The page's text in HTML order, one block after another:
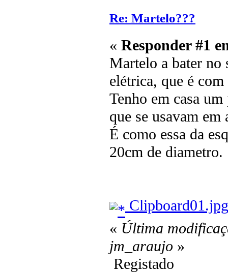
Re: Martelo???
« Responder #1
Martelo a bater no
elétrica, que é
Tenho em casa
que se usavam
É como essa da
20cm de diametro.
Clipboard01.jpg
« Última
jm_araujo »
Registado